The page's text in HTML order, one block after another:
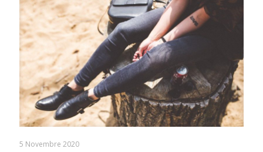
5 Novembre 2020